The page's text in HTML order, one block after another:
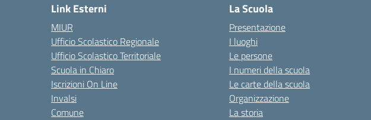
Link Esterni
MIUR
Ufficio Scolastico Regionale
Ufficio Scolastico Territoriale
Scuola in Chiaro
Iscrizioni On Line
Invalsi
Comune
La Scuola
Presentazione
I luoghi
Le persone
I numeri della scuola
Le carte della scuola
Organizzazione
La storia